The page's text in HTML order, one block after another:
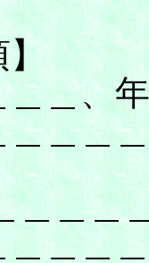
】
＿＿、
＿＿
＿＿
＿＿